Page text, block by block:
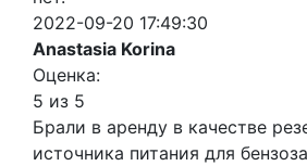
2022-09-20 17:49:30
Anastasia Korina
Оценка:
5 из 5
Брали в аренду в качестве
источника питания для